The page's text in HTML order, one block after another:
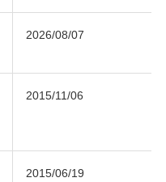
2026/08/07
2015/11/06
2015/06/19